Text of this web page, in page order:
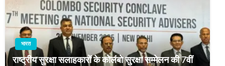
भारत
राष्‍ट्रीय सुरक्षा सलाहकारों के कोलंबो सुरक्षा सम्‍मेलन की 7वीं